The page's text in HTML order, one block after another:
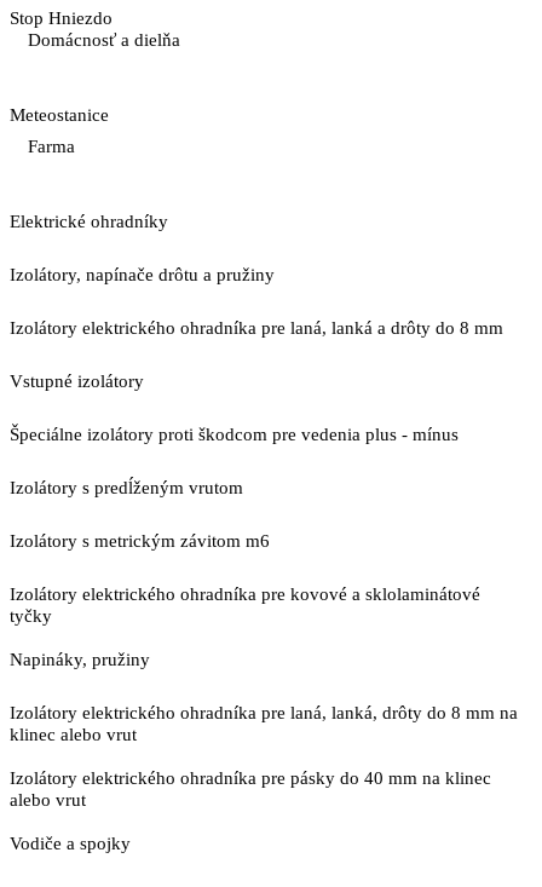
Stop Hniezdo
Domácnosť a dielňa
Meteostanice
Farma
Elektrické ohradníky
Izolátory, napínače drôtu a pružiny
Izolátory elektrického ohradníka pre laná, lanká a drôty do 8 mm
Vstupné izolátory
Špeciálne izolátory proti škodcom pre vedenia plus - mínus
Izolátory s predĺženým vrutom
Izolátory s metrickým závitom m6
Izolátory elektrického ohradníka pre kovové a sklolaminátové
tyčky
Napináky, pružiny
Izolátory elektrického ohradníka pre laná, lanká, drôty do 8 mm na
klinec alebo vrut
Izolátory elektrického ohradníka pre pásky do 40 mm na klinec
alebo vrut
Vodiče a spojky